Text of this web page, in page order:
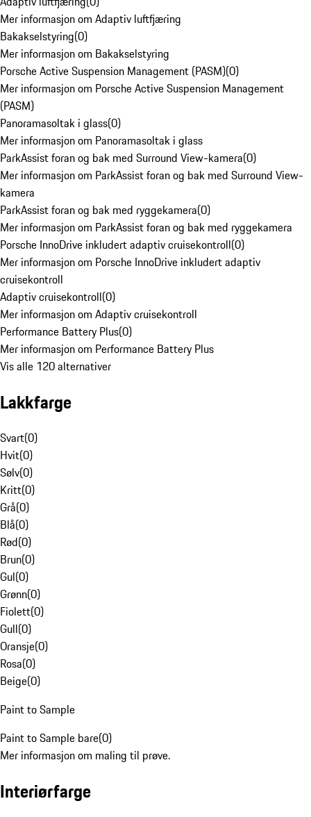
Mer informasjon om Adaptiv luftfjæring
Bakakselstyring(0)
Mer informasjon om Bakakselstyring
Porsche Active Suspension Management (PASM)(0)
Mer informasjon om Porsche Active Suspension Management
(PASM)
Panoramasoltak i glass(0)
Mer informasjon om Panoramasoltak i glass
ParkAssist foran og bak med Surround View-kamera(0)
Mer informasjon om ParkAssist foran og bak med Surround View-
kamera
ParkAssist foran og bak med ryggekamera(0)
Mer informasjon om ParkAssist foran og bak med ryggekamera
Porsche InnoDrive inkludert adaptiv cruisekontroll(0)
Mer informasjon om Porsche InnoDrive inkludert adaptiv
cruisekontroll
Adaptiv cruisekontroll(0)
Mer informasjon om Adaptiv cruisekontroll
Performance Battery Plus(0)
Mer informasjon om Performance Battery Plus
Vis alle 120 alternativer
Lakkfarge
Svart(0)
Hvit(0)
Sølv(0)
Kritt(0)
Grå(0)
Blå(0)
Rød(0)
Brun(0)
Gul(0)
Grønn(0)
Fiolett(0)
Gull(0)
Oransje(0)
Rosa(0)
Beige(0)
Paint to Sample
Paint to Sample bare(0)
Mer informasjon om maling til prøve.
Interiørfarge